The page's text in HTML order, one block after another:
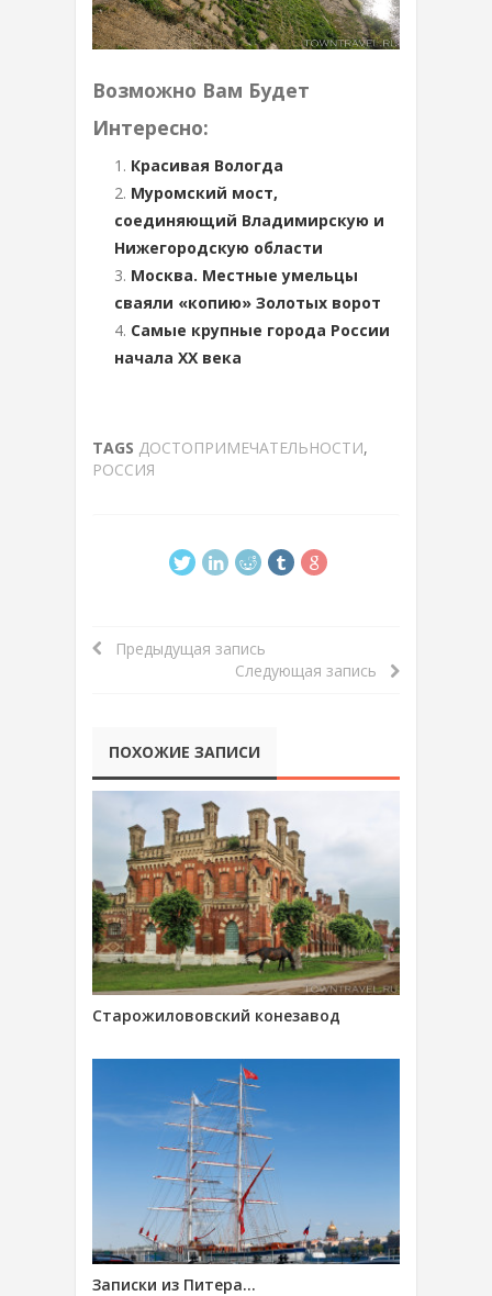
Возможно Вам Будет
Интересно:
Красивая Вологда
Муромский мост,
соединяющий Владимирскую и
Нижегородскую области
Москва. Местные умельцы
сваяли «копию» Золотых ворот
Самые крупные города России
начала XX века
TAGS ДОСТОПРИМЕЧАТЕЛЬНОСТИ,
РОССИЯ
Предыдущая запись
Следующая запись
ПОХОЖИЕ ЗАПИСИ
Старожилововский конезавод
Записки из Питера…